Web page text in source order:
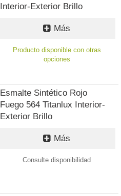
Interior-Exterior Brillo
Más
Producto disponible con otras
opciones
Esmalte Sintético Rojo
Fuego 564 Titanlux Interior-
Exterior Brillo
Más
Consulte disponibilidad